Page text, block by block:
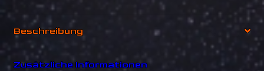
Beschreibung
Zusätzliche Informationen